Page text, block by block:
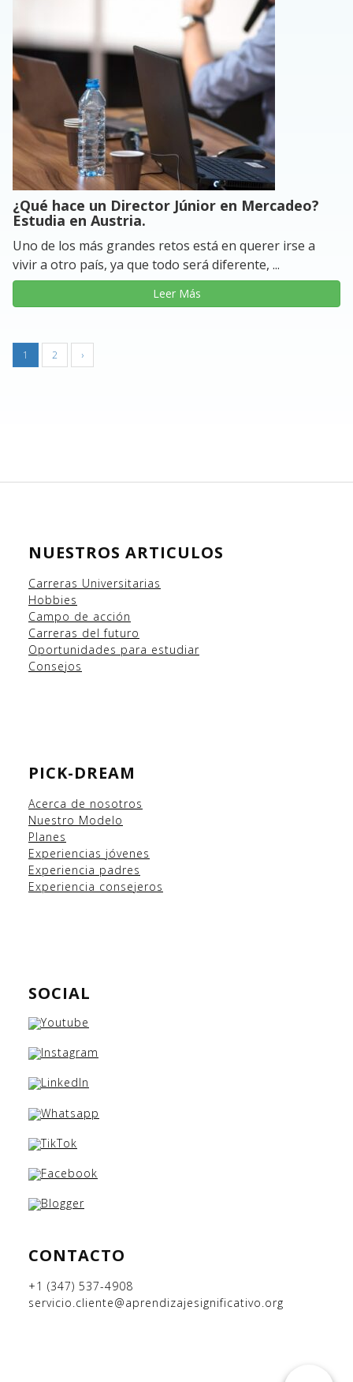
¿Qué hace un Director Júnior en Mercadeo?
Estudia en Austria.
Uno de los más grandes retos está en querer irse a
vivir a otro país, ya que todo será diferente, ...
Leer Más
1 2 ›
NUESTROS ARTICULOS
Carreras Universitarias
Hobbies
Campo de acción
Carreras del futuro
Oportunidades para estudiar
Consejos
PICK-DREAM
Acerca de nosotros
Nuestro Modelo
Planes
Experiencias jóvenes
Experiencia padres
Experiencia consejeros
SOCIAL
CONTACTO
+1 (347) 537-4908
servicio.cliente@aprendizajesignificativo.org